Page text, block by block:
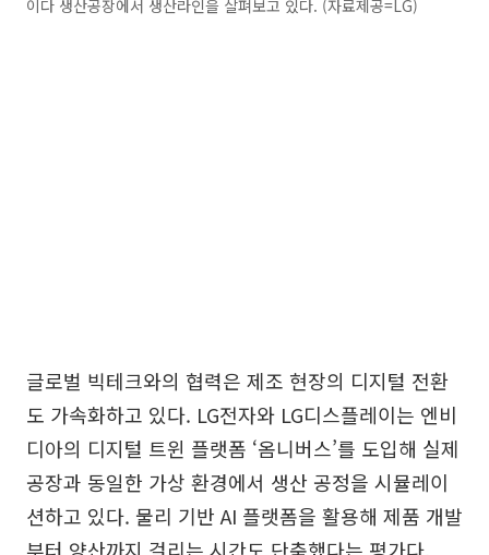
이다 생산공장에서 생산라인을 살펴보고 있다. (자료제공=LG)
글로벌 빅테크와의 협력은 제조 현장의 디지털 전환
도 가속화하고 있다. LG전자와 LG디스플레이는 엔비
디아의 디지털 트윈 플랫폼 ‘옴니버스’를 도입해 실제
공장과 동일한 가상 환경에서 생산 공정을 시뮬레이
션하고 있다. 물리 기반 AI 플랫폼을 활용해 제품 개발